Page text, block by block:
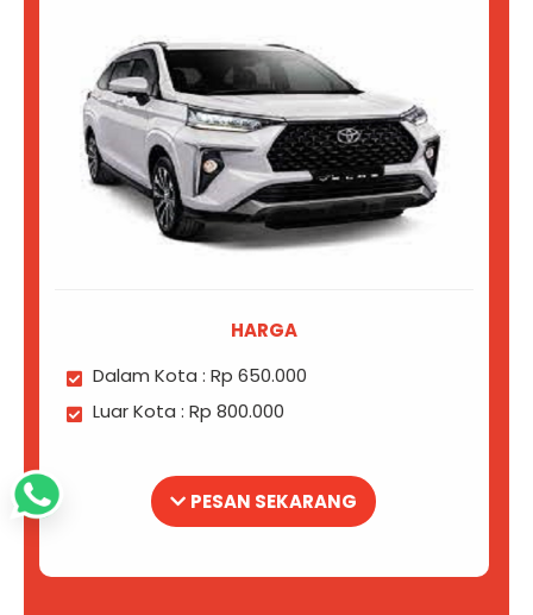
HARGA
Dalam Kota : Rp 650.000
Luar Kota : Rp 800.000
PESAN SEKARANG